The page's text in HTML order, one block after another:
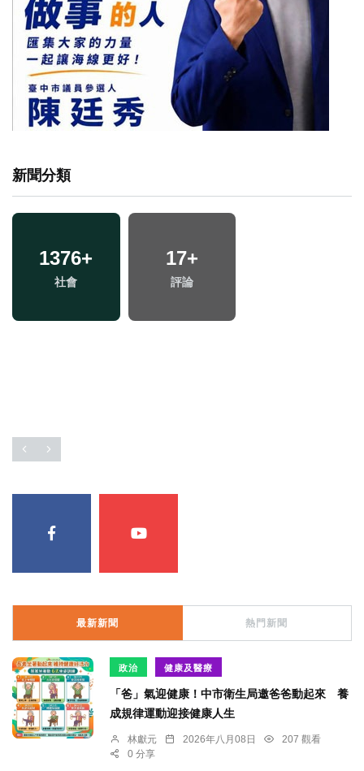
新聞分類
1376+
社會
17+
評論
最新新聞 熱門新聞
政治 健康及醫療
「爸」氣迎健康！中市衛生局邀爸爸動起來 養
成規律運動迎接健康人生
林獻元 2026年八月08日
207 觀看
0 分享